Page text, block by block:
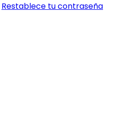
Restablece tu contraseña